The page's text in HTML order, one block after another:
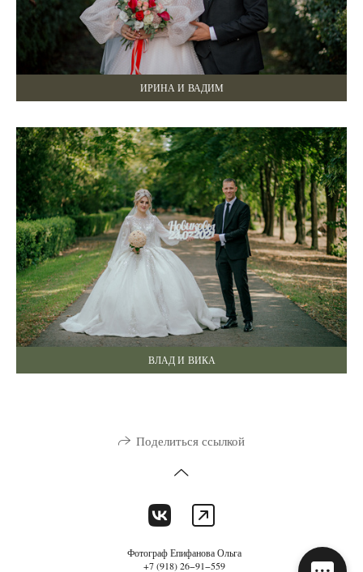
ИРИНА И ВАДИМ
ВЛАД И ВИКА
Поделиться ссылкой
Фотограф Епифанова Ольга
+7 (918) 26−91−559